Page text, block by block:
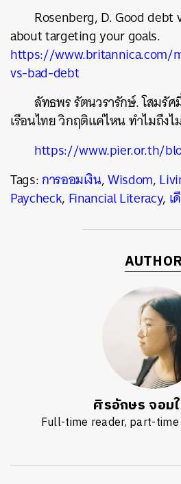
Rosenberg, D. Good debt
about targeting your goals.
https://www.britannica.com/
vs-bad-debt
ลัทธพร รัตนวรารักษ์. โสมรั
เรือนไทย วิกฤติแค่ไหน ทำไมถึงไ
https://www.pier.or.th/
Tags:การออมเงิน,Wisdom,
Paycheck, Financial Literacy, เ
AUTHOR
ศิรอักษร จอม
Full-time reader, part-